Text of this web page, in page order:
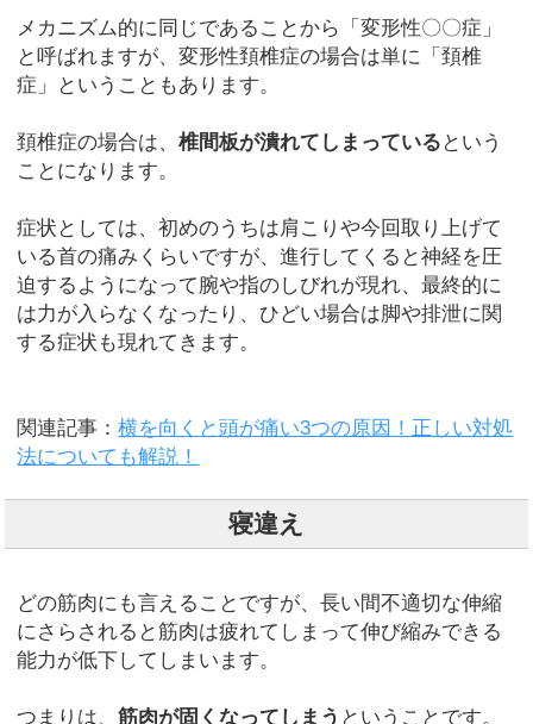
メカニズム的に同じであることから「変形性〇〇症」
と呼ばれますが、変形性頚椎症の場合は単に「頚椎
症」ということもあります。
頚椎症の場合は、椎間板が潰れてしまっている という
ことになります。
症状としては、初めのうちは肩こりや今回取り上げて
いる首の痛みくらいですが、進行してくると神経を圧
迫するようになって腕や指のしびれが現れ、最終的に
は力が入らなくなったり、ひどい場合は脚や排泄に関
する症状も現れてきます。
関連記事：横を向くと頭が痛い3つの原因！正しい対処
法についても解説！
寝違え
どの筋肉にも言えることですが、長い間不適切な伸縮
にさらされると筋肉は疲れてしまって伸び縮みできる
能力が低下してしまいます。
つまりは、筋肉が固くなってしまう ということです。